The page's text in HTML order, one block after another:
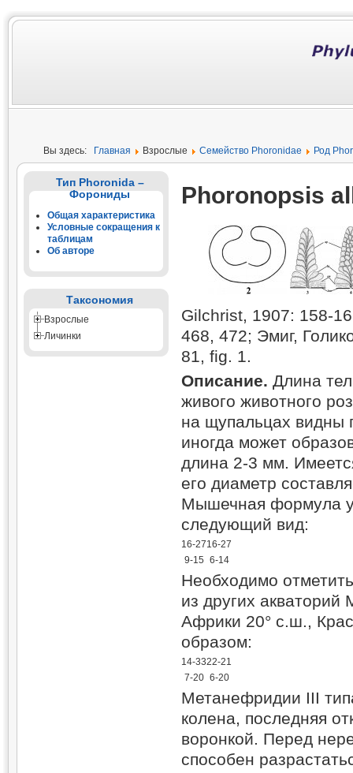
Вы здесь: Главная Взрослые Семейство Phoronidae Род
Тип Phoronida –
Форониды
Общая характеристика
Условные сокращения к
таблицам
Об авторе
Таксономия
Взрослые
Личинки
Phoronopsis
Gilchrist, 1907: 158-
468, 472; Эмиг,
81, fig. 1.
Описание. Длина
живого животного
на щупальцах видны
иногда может
длина 2-3 мм.
его диаметр
Мышечная формула у
следующий вид:
16-2716-27
9-15 6-14
Необходимо
из других
Африки 20° с.ш.,
образом:
14-3322-21
7-20 6-20
Метанефридии III
колена, последняя
воронкой. Перед
способен